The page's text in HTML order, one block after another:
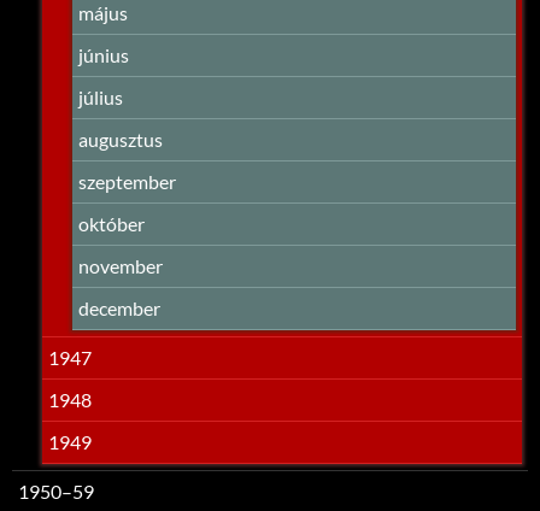
május
június
július
augusztus
szeptember
október
november
december
1947
1948
1949
1950–59